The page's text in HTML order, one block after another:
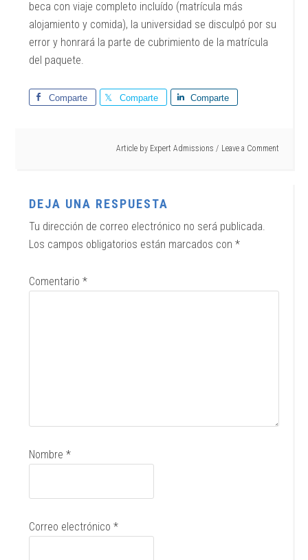
beca con viaje completo incluído (matrícula más
alojamiento y comida), la universidad se disculpó por su
error y honrará la parte de cubrimiento de la matrícula
del paquete.
Comparte Comparte Comparte
Article by Expert Admissions Leave a Comment
DEJA UNA RESPUESTA
Tu dirección de correo electrónico no será publicada.
Los campos obligatorios están marcados con*
Comentario*
Nombre*
Correo electrónico*